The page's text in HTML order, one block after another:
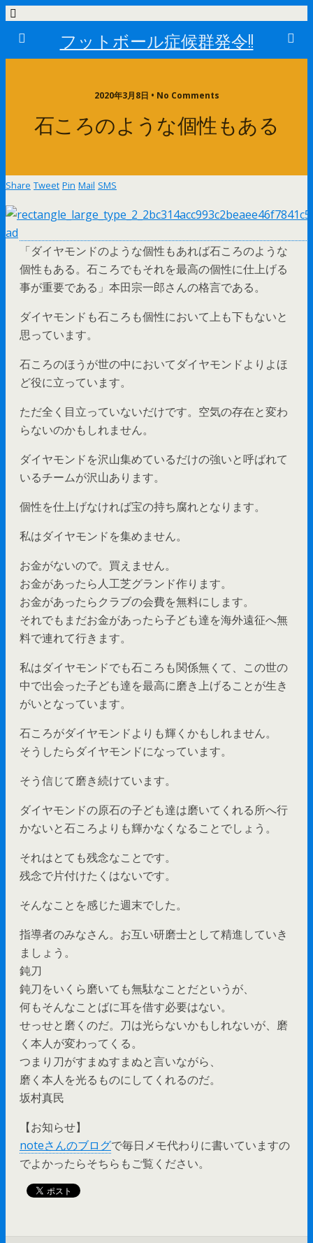
フットボール症候群発令!!
2020年3月8日 • No Comments
石ころのような個性もある
Share Tweet Pin Mail SMS
「ダイヤモンドのような個性もあれば石ころのような
個性もある。石ころでもそれを最高の個性に仕上げる
事が重要である」本田宗一郎さんの格言である。
ダイヤモンドも石ころも個性において上も下もないと
思っています。
石ころのほうが世の中においてダイヤモンドよりよほ
ど役に立っています。
ただ全く目立っていないだけです。空気の存在と変わ
らないのかもしれません。
ダイヤモンドを沢山集めているだけの強いと呼ばれて
いるチームが沢山あります。
個性を仕上げなければ宝の持ち腐れとなります。
私はダイヤモンドを集めません。
お金がないので。買えません。
お金があったら人工芝グランド作ります。
お金があったらクラブの会費を無料にします。
それでもまだお金があったら子ども達を海外遠征へ無
料で連れて行きます。
私はダイヤモンドでも石ころも関係無くて、この世の
中で出会った子ども達を最高に磨き上げることが生き
がいとなっています。
石ころがダイヤモンドよりも輝くかもしれません。
そうしたらダイヤモンドになっています。
そう信じて磨き続けています。
ダイヤモンドの原石の子ども達は磨いてくれる所へ行
かないと石ころよりも輝かなくなることでしょう。
それはとても残念なことです。
残念で片付けたくはないです。
そんなことを感じた週末でした。
指導者のみなさん。お互い研磨士として精進していき
ましょう。
鈍刀
鈍刀をいくら磨いても無駄なことだというが、
何もそんなことばに耳を借す必要はない。
せっせと磨くのだ。刀は光らないかもしれないが、磨
く本人が変わってくる。
つまり刀がすまぬすまぬと言いながら、
磨く本人を光るものにしてくれるのだ。
坂村真民
【お知らせ】
noteさんのブログで毎日メモ代わりに書いていますの
でよかったらそちらもご覧ください。